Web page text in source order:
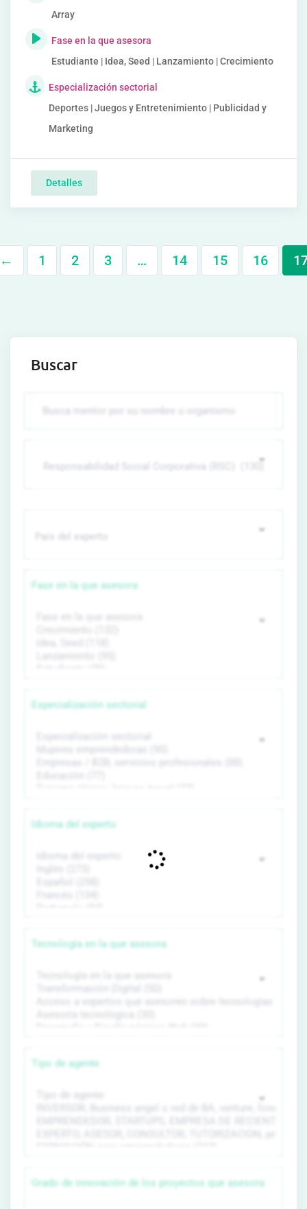
Array
Fase en la que asesora
Estudiante | Idea, Seed | Lanzamiento | Crecimiento
Especialización sectorial
Deportes | Juegos y Entretenimiento | Publicidad y
Marketing
Detalles
1 2 3 … 14 15 16
Buscar
Fase en la que asesora
Especialización sectorial
Idioma del experto
Tecnología en la que asesora
Tipo de agente
Grado de innovación de los proyectos que asesora